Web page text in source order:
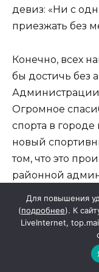
девиз: «Ни с
приезжать без
Конечно, всех
бы достичь без
Администрации
Огромное
спорта в городе
новый
том, что это
районной
следующего
Уже видно
нашей
Для повышения
(подробнее). К
LiveInternet,